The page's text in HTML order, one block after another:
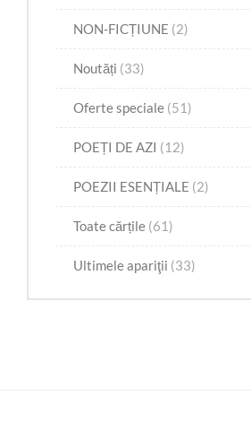
NON-FICȚIUNE (2)
Noutăți (33)
Oferte speciale (51)
POEȚI DE AZI (12)
POEZII ESENȚIALE (2)
Toate cărțile (61)
Ultimele apariţii (33)